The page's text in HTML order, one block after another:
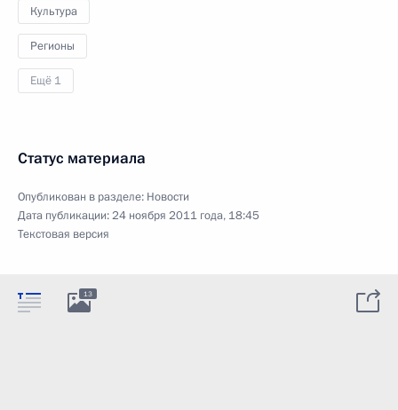
Культура
Регионы
Ещё 1
Статус материала
Опубликован в разделе: Новости
Дата публикации:24 ноября 2011 года, 18:45
Текстовая версия
13